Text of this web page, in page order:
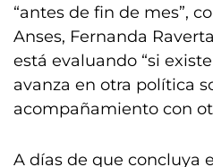
“antes de fin de mes”,
Anses, Fernanda
está evaluando “si
avanza en otra política
acompañamiento con
A días de que concluya